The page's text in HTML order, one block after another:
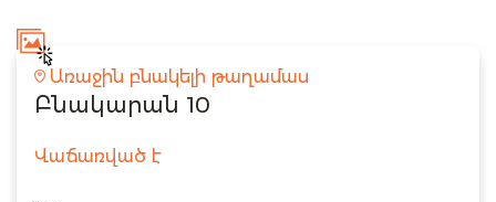
Առաջին բնակելի թաղամաս
Բնակարան 10
Վաճառված է